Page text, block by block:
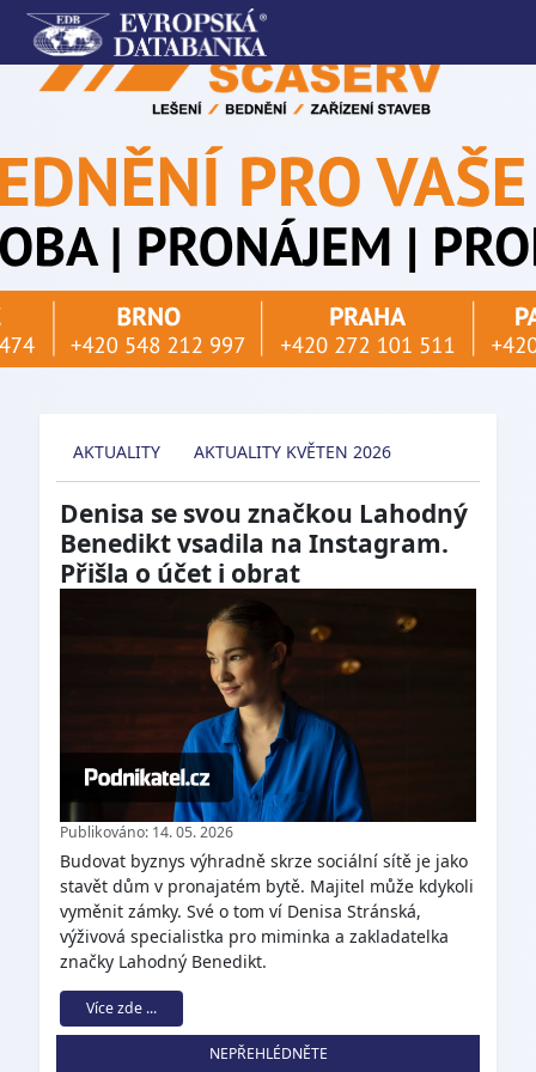
AKTUALITY AKTUALITY KVĚTEN 2026
Denisa se svou značkou Lahodný
Benedikt vsadila na Instagram.
Přišla o účet i obrat
Publikováno: 14. 05. 2026
Budovat byznys výhradně skrze sociální sítě je jako
stavět dům v pronajatém bytě. Majitel může kdykoli
vyměnit zámky. Své o tom ví Denisa Stránská,
výživová specialistka pro miminka a zakladatelka
značky Lahodný Benedikt.
Více zde ...
NEPŘEHLÉDNĚTE